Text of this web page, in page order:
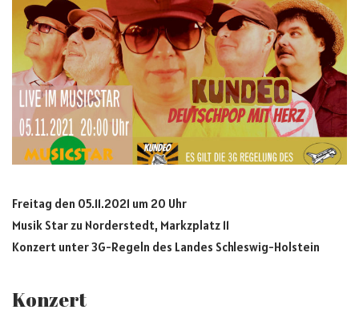
Freitag den 05.11.2021 um 20 Uhr
Musik Star zu Norderstedt, Markzplatz 11
Konzert unter 3G-Regeln des Landes Schleswig-Holstein
Konzert